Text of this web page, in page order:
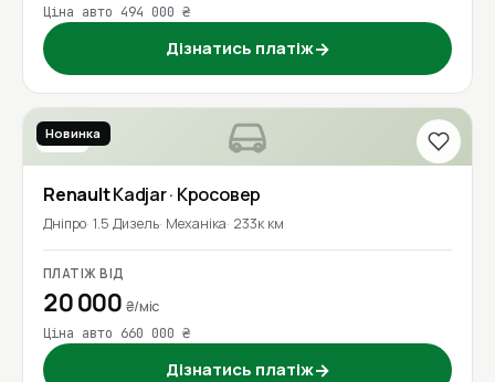
Ціна авто 494 000 ₴
Дізнатись платіж→
2017
Новинка
RenaultKadjar· Кросовер
Дніпро 1.5 Дизель Механіка 233к км
ПЛАТІЖ ВІД
20 000 ₴/міс
Ціна авто 660 000 ₴
Дізнатись платіж→